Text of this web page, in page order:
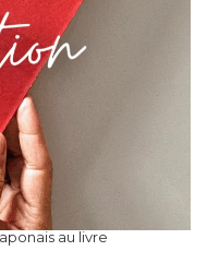
au livre